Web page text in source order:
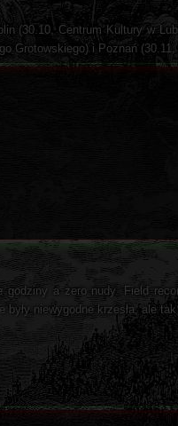
(30.10, Centrum Kultury w
Grotowskiego) i Poznań
godziny a zero nudy. Field
były niewygodne krzesła, ale